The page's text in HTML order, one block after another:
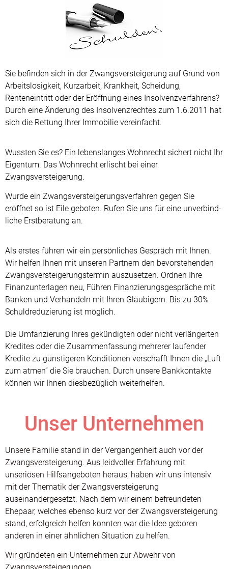
Sie befinden sich in der Zwangs­versteigerung auf Grund von
Arbeitslosigkeit, Kurzarbeit, Krankheit, Scheidung,
Renteneintritt oder der Eröffnung eines Insolvenz­verfahrens?
Durch eine Änderung des Insolvenz­rechtes zum 1.6.2011 hat
sich die Rettung Ihrer Immobilie vereinfacht.
Wussten Sie es? Ein lebenslanges Wohnrecht sichert nicht Ihr
Eigentum. Das Wohnrecht erlischt bei einer
Zwangsversteigerung.
Wurde ein Zwangs­ver­steigerungs­verfahren gegen Sie
eröffnet so ist Eile geboten. Rufen Sie uns für eine un­ver­bind­
liche Erst­beratung an.
Als erstes führen wir ein persönliches Gespräch mit Ihnen.
Wir helfen Ihnen mit unseren Partnern den bevor­stehenden
Zwangs­ver­stei­gerungs­termin auszusetzen. Ordnen Ihre
Finanz­unterlagen neu, Führen Fi­nanz­ierungs­gespräche mit
Banken und Verhandeln mit Ihren Gläubigern. Bis zu 30%
Schuldreduzierung ist möglich.
Die Umfanzierung Ihres gekündigten oder nicht verlängerten
Kredites oder die Zusammenfassung mehrerer laufender
Kredite zu günstigeren Konditionen verschafft Ihnen die „Luft
zum atmen“ die Sie brauchen. Durch unsere Bankkontakte
können wir Ihnen diesbezüglich weiterhelfen.
Unser Unternehmen
Unsere Familie stand in der Vergangenheit auch vor der
Zwangsversteigerung. Aus leidvoller Erfahrung mit
unseriösen Hilfsangeboten heraus, haben wir uns intensiv
mit der Thematik der Zwangsversteigerung
auseinandergesetzt. Nach dem wir einem befreundeten
Ehepaar, welches ebenso kurz vor der Zwangsversteigerung
stand, erfolgreich helfen konnten war die Idee geboren
anderen in einer ähnlichen Situation zu helfen.
Wir gründeten ein Unternehmen zur Abwehr von